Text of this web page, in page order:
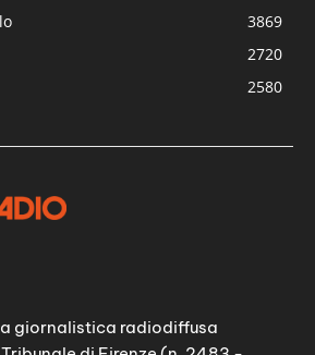
3869
2720
2580
giornalistica radiodiffusa